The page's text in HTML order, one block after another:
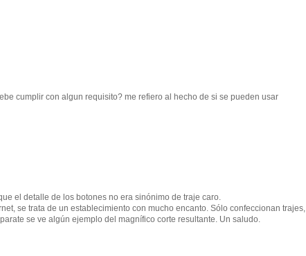
cumplir con algun requisito? me refiero al hecho de si se pueden usar
el detalle de los botones no era sinónimo de traje caro.
se trata de un establecimiento con mucho encanto. Sólo confeccionan trajes,
se ve algún ejemplo del magnífico corte resultante. Un saludo.